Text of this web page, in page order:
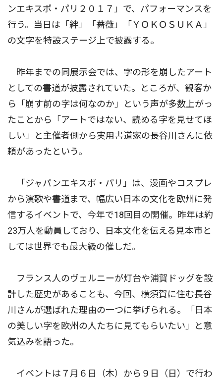
ンエキスポ・パリ２０１７」で、パフォーマンスを
行う。当日は「絆」「薔薇」「ＹＯＫＯＳＵＫＡ」
の文字を特設ステージ上で披露する。
昨年までの同展示会では、字の形を崩したアート
としての書道が披露されていた。ところが、観客か
ら「崩す前の字は何なのか」という声が多数上がっ
たことから「アートではない、読める字を見せてほ
しい」と主催者側から実用書道家の長谷川さんに依
頼があったという。
「ジャパンエキスポ・パリ」は、漫画やコスプレ
から演歌や書道まで、幅広い日本の文化を欧州に発
信するイベントで、今年で18回目の開催。昨年は約
23万人を動員しており、日本文化を伝える見本市と
しては世界でも最大級の催しだ。
フランス人のヴェルニーが灯台や浦賀ドッグを設
計した歴史があることも、今回、横須賀に住む長谷
川さんが選ばれた理由の一つに挙げられる。「日本
の美しい字を欧州の人たちに見てもらいたい」と意
気込みを語った。
イベントは７月６日（木）から９日（日）で行わ